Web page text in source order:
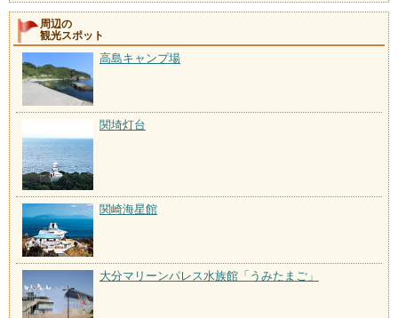
周辺の
観光スポット
高島キャンプ場
関埼灯台
関崎海星館
大分マリーンパレス水族館「うみたまご」